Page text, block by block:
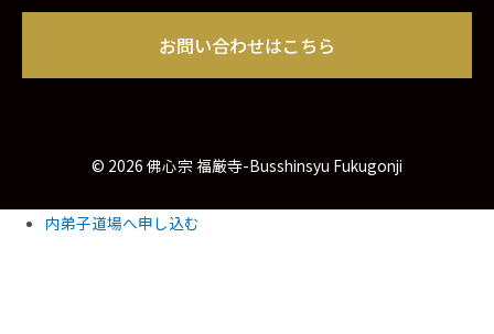
お問い合わせはこちら
© 2026 佛心宗 福厳寺-Busshinsyu Fukugonji
内弟子道場へ申し込む